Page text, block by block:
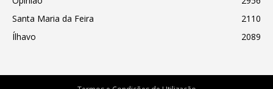
Santa Maria da Feira
2110
Ílhavo
2089